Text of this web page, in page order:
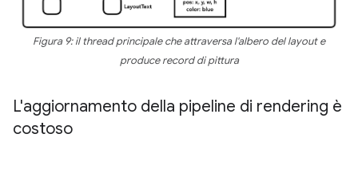
Figura 9: il thread principale che attraversa l'albero del layout e
produce record di pittura
L'aggiornamento della pipeline di rendering è
costoso